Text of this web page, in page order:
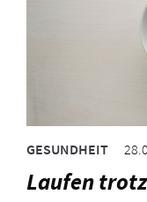
GESUNDHEIT
Laufen